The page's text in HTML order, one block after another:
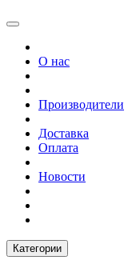
О нас
Производители
Доставка
Оплата
Новости
Категории